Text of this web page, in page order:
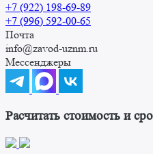
+7 (922) 198-69-89
+7 (996) 592-00-65
Почта
info@zavod-uznm.ru
Мессенджеры
Расчитать стоимость и